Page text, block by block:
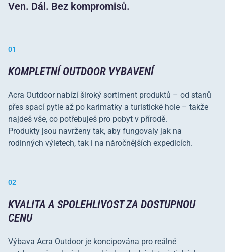
Ven. Dál. Bez kompromisů.
01
KOMPLETNÍ OUTDOOR VYBAVENÍ
Acra Outdoor nabízí široký sortiment produktů – od stanů
přes spací pytle až po karimatky a turistické hole – takže
najdeš vše, co potřebuješ pro pobyt v přírodě.
Produkty jsou navrženy tak, aby fungovaly jak na
rodinných výletech, tak i na náročnějších expedicích.
02
KVALITA A SPOLEHLIVOST ZA DOSTUPNOU
CENU
Výbava Acra Outdoor je koncipována pro reálné